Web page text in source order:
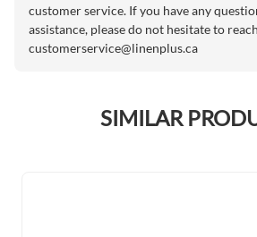
customer service. If you have any
assistance, please do not hesitate to
customerservice@linenplus.ca
SIMILAR